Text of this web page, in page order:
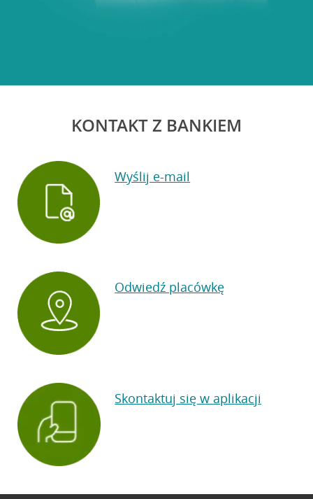
KONTAKT Z BANKIEM
Wyślij e-mail
Odwiedź placówkę
Skontaktuj się w aplikacji